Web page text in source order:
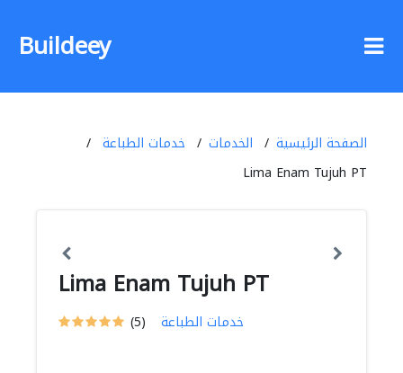
Buildeey
الصفحة الرئيسية الخدمات
خدمات الطباعة
Lima Enam Tujuh PT
Lima Enam Tujuh PT
(5) خدمات الطباعة